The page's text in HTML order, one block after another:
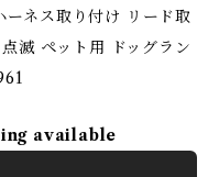
ネス取り付け リード取
滅 ペット用 ドッグラン
available